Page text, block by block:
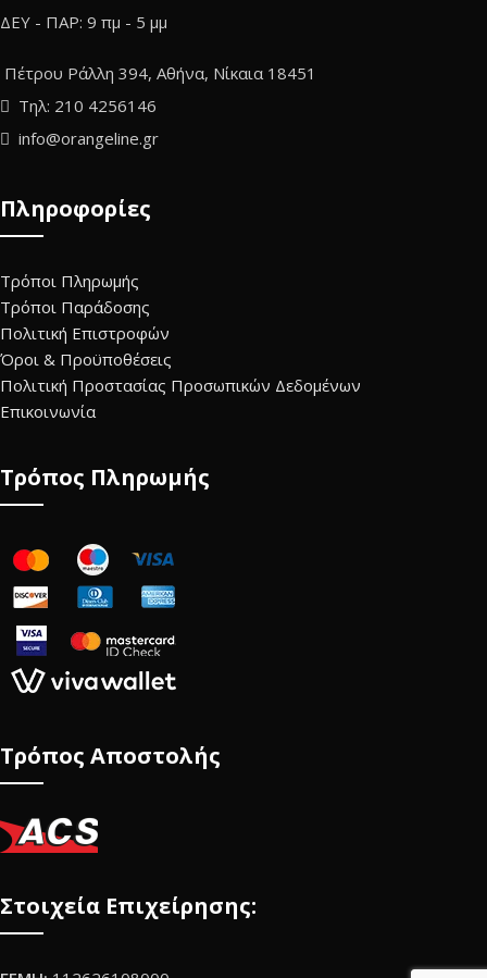
ΔΕΥ - ΠΑΡ: 9 πμ - 5 μμ
Πέτρου Ράλλη 394, Αθήνα, Νίκαια 18451
Τηλ: 210 4256146
info@orangeline.gr
Πληροφορίες
Τρόποι Πληρωμής
Τρόποι Παράδοσης
Πολιτική Επιστροφών
Όροι & Προϋποθέσεις
Πολιτική Προστασίας Προσωπικών Δεδομένων
Επικοινωνία
Τρόπος Πληρωμής
Τρόπος Αποστολής
Στοιχεία Επιχείρησης: